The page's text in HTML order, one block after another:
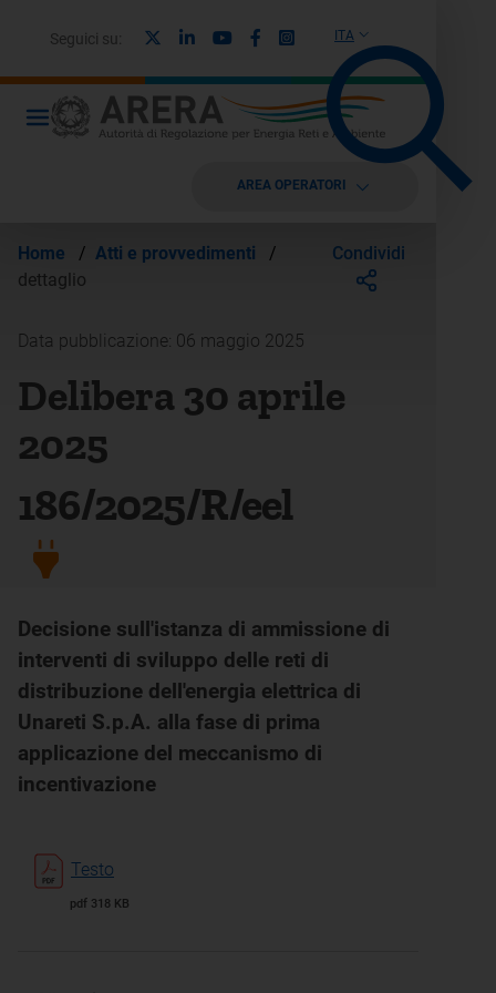
ITA
Seguici su: LinkedinYoutubeFacebook
Instagram
AREA OPERATORI
Home / Atti e provvedimenti
/
dettaglio
Condividi
Data pubblicazione: 06 maggio 2025
Delibera 30 aprile
2025
186/2025/R/eel
Decisione sull'istanza di ammissione di
interventi di sviluppo delle reti di
distribuzione dell'energia elettrica di
Unareti S.p.A. alla fase di prima
applicazione del meccanismo di
incentivazione
Testo
pdf 318 KB